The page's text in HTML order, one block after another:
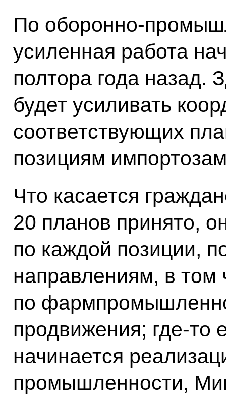
По оборонно-
усиленная работа
полтора года назад.
будет усиливать
соответствующих
позициям
Что касается
20 планов принято,
по каждой позиции,
направлениям, в том
по
продвижения; где‑то
начинается
промышленности,